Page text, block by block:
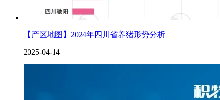
【产区地图】2024年四川省养猪形势分析
2025-04-14